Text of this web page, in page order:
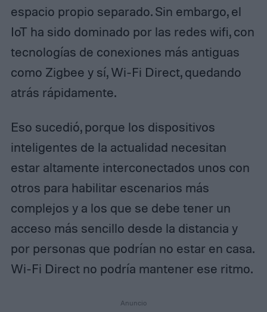
espacio propio separado. Sin embargo, el
IoT ha sido dominado por las redes wifi, con
tecnologías de conexiones más antiguas
como Zigbee y sí, Wi-Fi Direct, quedando
atrás rápidamente.
Eso sucedió, porque los dispositivos
inteligentes de la actualidad necesitan
estar altamente interconectados unos con
otros para habilitar escenarios más
complejos y a los que se debe tener un
acceso más sencillo desde la distancia y
por personas que podrían no estar en casa.
Wi-Fi Direct no podría mantener ese ritmo.